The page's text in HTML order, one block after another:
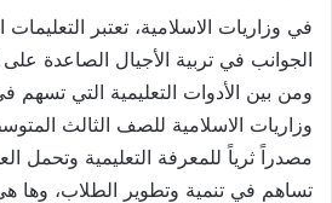
في وزاريات الاسلامية، تعتبر
الجوانب في تربية الأجيال الصاعدة على
ومن بين الأدوات التعليمية التي
وزاريات الاسلامية للصف الثالث
مصدراً ثرياً للمعرفة التعليمية وتحمل
تساهم في تنمية وتطوير الطلاب، وها